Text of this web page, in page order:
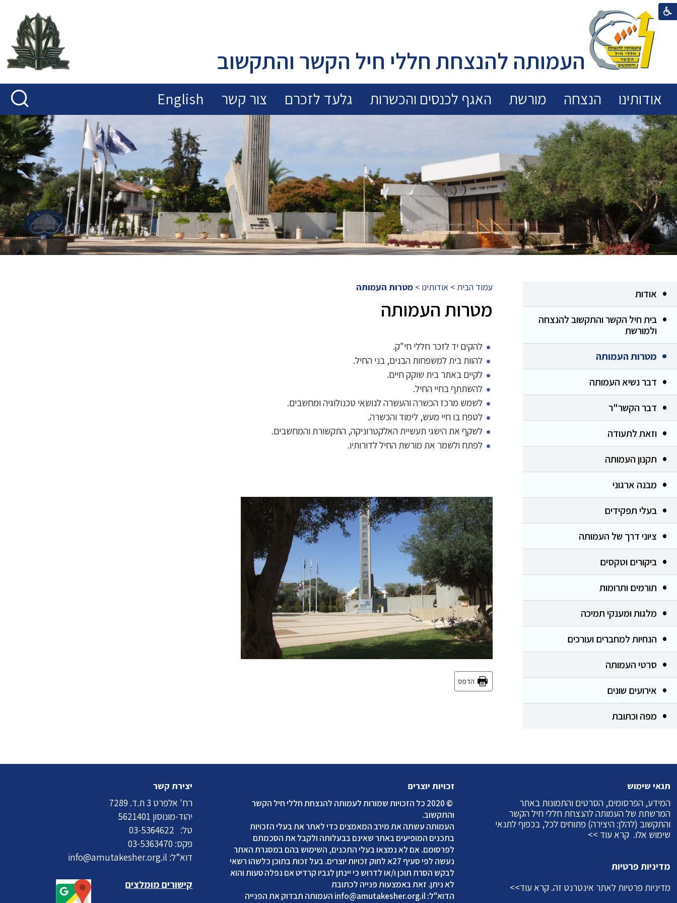
העמותה להנצחת חללי חיל הקשר והתקשוב
אודותינו הנצחה מורשת האגף לכנסים והכשרות גלעד לזכרם צור קשר English
אודות
בית חיל הקשר והתקשוב להנצחה
ולמורשת
מטרות העמותה
דבר נשיא העמותה
דבר הקשר"ר
וזאת לתעודה
תקנון העמותה
מבנה ארגוני
בעלי תפקידים
ציוני דרך של העמותה
ביקורים וטקסים
תורמים ותרומות
מלגות ומענקי תמיכה
הנחיות למחברים ועורכים
סרטי העמותה
אירועים שונים
מפה וכתובת
עמוד הבית > אודותינו > מטרות העמותה
מטרות העמותה
להקים יד לזכר חללי חי"ק.
להוות בית למשפחות הבנים, בני החיל.
לקיים באתר בית שוקק חיים.
להשתתף בחיי החיל.
לשמש מרכז הכשרה והעשרה לנושאי טכנולוגיה ומחשבים.
לטפח בו חיי מעש, לימוד והכשרה.
לשקף את הישגי תעשיית האלקטרוניקה, התקשורת והמחשבים.
לפתח ולשמר את מורשת החיל לדורותיו.
הדפס
תנאי שימוש
המידע, הפרסומים, הסרטים והתמונות באתר
המרשתת של העמותה להנצחת חללי חיל הקשר
והתקשוב (להלן: היצירה) פתוחים לכל, בכפוף לתנאי
שימוש אלו.קרא עוד >>
מדיניות פרטיות
מדיניות פרטיות לאתר אינטרנט זה.קרא עוד>>
זכויות יוצרים
©
2020 כל הזכויות שמורות לעמותה להנצחת חללי חיל הקשר
והתקשוב.
העמותה עשתה את מירב המאמצים כדי לאתר את בעלי הזכויות
בתכנים המופיעים באתר שאינם בבעלותה ולקבל את הסכמתם
לפרסומם. אם לא נמצאו בעלי התכנים, השימוש בהם במסגרת האתר
נעשה לפי סעיף 27א לחוק זכויות יוצרים. בעל זכות בתוכן כלשהו רשאי
לבקש הסרת תוכן ו/או לדרוש כי יינתן לגביו קרדיט אם נפלה טעות והוא
לא ניתן. זאת באמצעות פנייה לכתובת
הדוא"ל:info@amutakesher.org.il העמותה תבדוק את הפנייה
יצירת קשר
רח' אלפרט 3 ת.ד. 7289
יהוד-מונוסון 5621401
טל:
פקס: 03-5363470
דוא”ל: info@amutakesher.org.il
קישורים מומלצים